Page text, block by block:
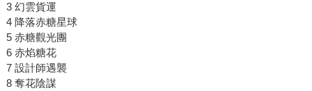
3 幻雲貨運
4 降落赤糖星球
5 赤糖觀光團
6 赤焰糖花
7 設計師遇襲
8 奪花陰謀